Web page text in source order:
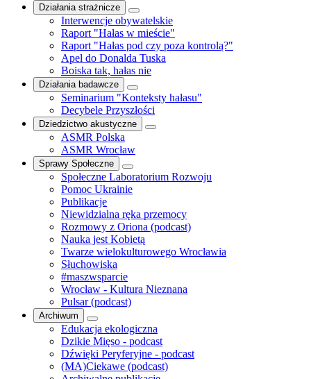
Działania strażnicze
Interwencje obywatelskie
Raport "Hałas w mieście"
Raport "Hałas pod czy poza kontrolą?"
Apel do Donalda Tuska
Boiska tak, hałas nie
Działania badawcze
Seminarium "Konteksty hałasu"
Decybele Przyszłości
Dziedzictwo akustyczne
ASMR Polska
ASMR Wrocław
Sprawy Społeczne
Społeczne Laboratorium Rozwoju
Pomoc Ukrainie
Publikacje
Niewidzialna ręka przemocy
Rozmowy z Oriona (podcast)
Nauka jest Kobietą
Twarze wielokulturowego Wrocławia
Słuchowiska
#maszwsparcie
Wrocław - Kultura Nieznana
Pulsar (podcast)
Archiwum
Edukacja ekologiczna
Dzikie Mięso - podcast
Dźwięki Peryferyjne - podcast
(MA)Ciekawe (podcast)